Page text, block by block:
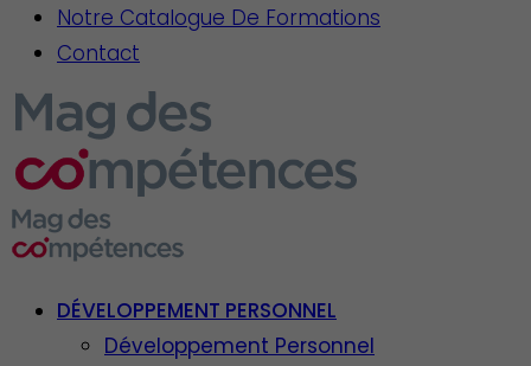
Notre Catalogue De Formations
Contact
DÉVELOPPEMENT PERSONNEL
Développement Personnel